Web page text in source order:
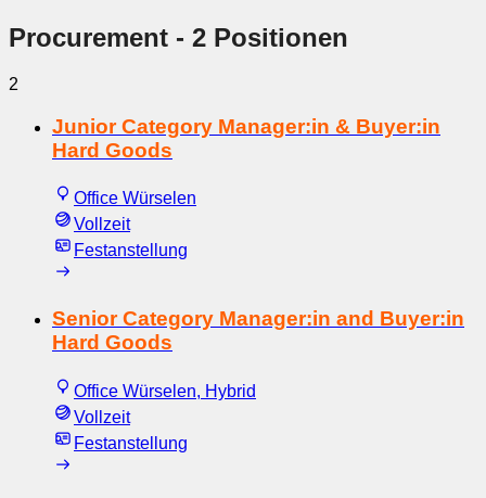
Procurement - 2 Positionen
2
Junior Category Manager:in & Buyer:in
Hard Goods
Office Würselen
Vollzeit
Festanstellung
Senior Category Manager:in and Buyer:in
Hard Goods
Office Würselen, Hybrid
Vollzeit
Festanstellung